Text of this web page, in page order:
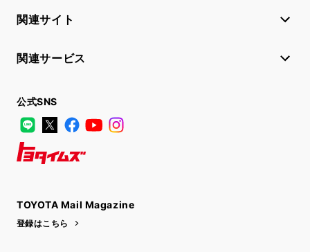
関連サイト
関連サービス
公式SNS
LINE
X FacebookYouTube
TOYOTA Mail Magazine
登録はこちら